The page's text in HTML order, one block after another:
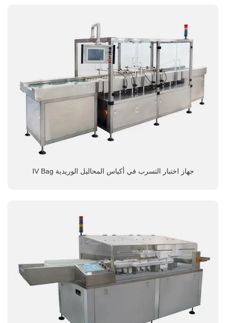
جهاز اختبار التسرب في أكياس المحاليل الوريدية IV Bag